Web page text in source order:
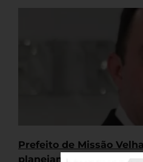
Prefeito de Missão
planejamento para